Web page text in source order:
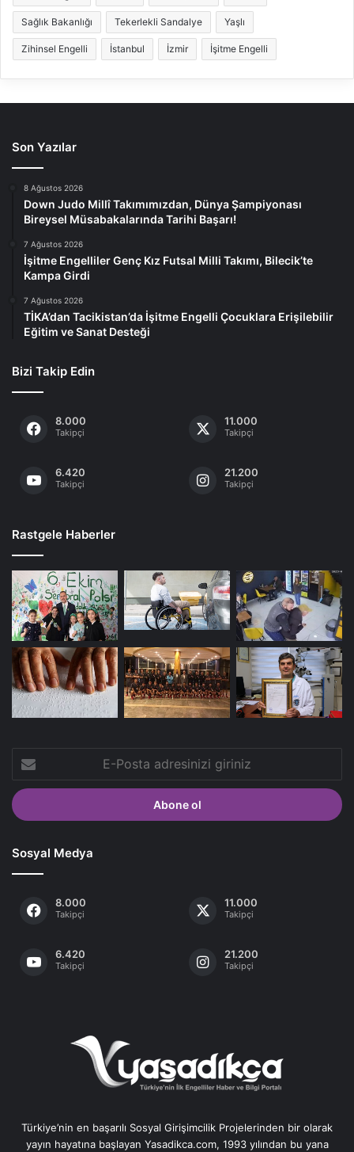
Sağlık Bakanlığı Tekerlekli Sandalye Yaşlı
Zihinsel Engelli İstanbul İzmir İşitme Engelli
Son Yazılar
8 Ağustos 2026
Down Judo Millî Takımımızdan, Dünya Şampiyonası
Bireysel Müsabakalarında Tarihi Başarı!
7 Ağustos 2026
İşitme Engelliler Genç Kız Futsal Milli Takımı, Bilecik’te
Kampa Girdi
7 Ağustos 2026
TİKA’dan Tacikistan’da İşitme Engelli Çocuklara Erişilebilir
Eğitim ve Sanat Desteği
Bizi Takip Edin
8.000
Takipçi
11.000
Takipçi
6.420
Takipçi
21.200
Takipçi
Rastgele Haberler
Posta
adresinizi
giriniz
Sosyal Medya
8.000
Takipçi
11.000
Takipçi
6.420
Takipçi
21.200
Takipçi
Türkiye’nin en başarılı Sosyal Girişimcilik Projelerinden bir olarak
yayın hayatına başlayan Yasadikca.com, 1993 yılından bu yana